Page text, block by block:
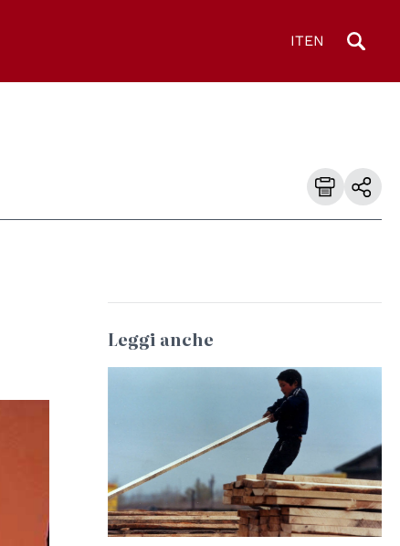
ITEN
Leggi anche